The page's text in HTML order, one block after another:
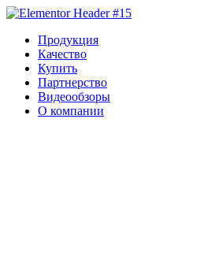
Перейти
содержимому
Продукция
Качество
Купить
Партнерство
Видеообзоры
О компании